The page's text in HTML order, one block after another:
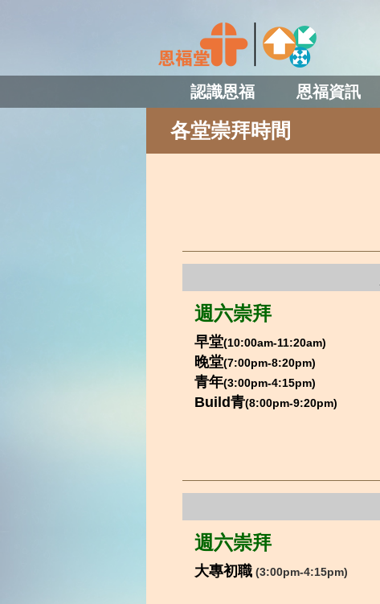
認識恩福 恩福資訊
各堂崇拜時間
週六崇拜
早堂(10:00am-11:20am)
晚堂(7:00pm-8:20pm)
青年(3:00pm-4:15pm)
Build青(8:00pm-9:20pm)
週六崇拜
大專初職 (3:00pm-4:15pm)